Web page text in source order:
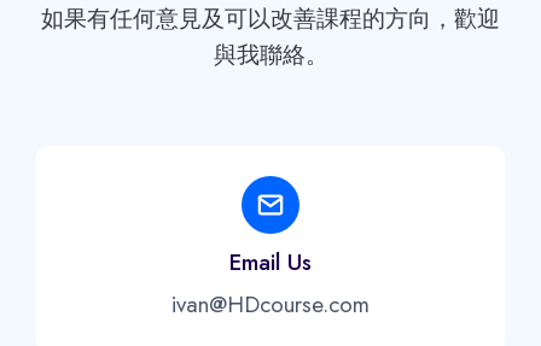
如果有任何意見及可以改善課程的方向，歡迎
與我聯絡。
Email Us
ivan@HDcourse.com